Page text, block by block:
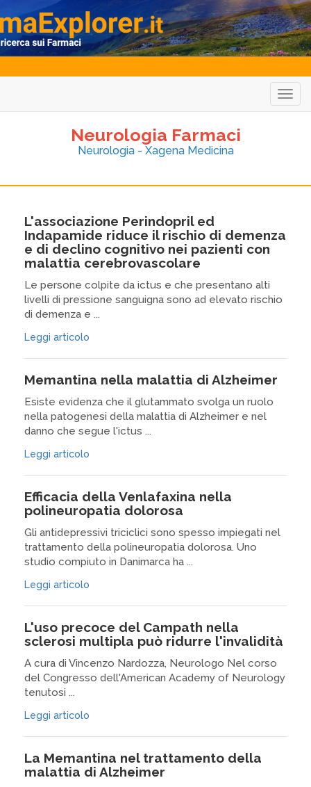
Neurologia Farmaci
Neurologia - Xagena Medicina
L'associazione Perindopril ed
Indapamide riduce il rischio di demenza
e di declino cognitivo nei pazienti con
malattia cerebrovascolare
Le persone colpite da ictus e che presentano alti
livelli di pressione sanguigna sono ad elevato rischio
di demenza e ...
Leggi articolo
Memantina nella malattia di Alzheimer
Esiste evidenza che il glutammato svolga un ruolo
nella patogenesi della malattia di Alzheimer e nel
danno che segue l'ictus ...
Leggi articolo
Efficacia della Venlafaxina nella
polineuropatia dolorosa
Gli antidepressivi triciclici sono spesso impiegati nel
trattamento della polineuropatia dolorosa. Uno
studio compiuto in Danimarca ha ...
Leggi articolo
L'uso precoce del Campath nella
sclerosi multipla può ridurre l'invalidità
A cura di Vincenzo Nardozza, Neurologo Nel corso
del Congresso dell'American Academy of Neurology
tenutosi ...
Leggi articolo
La Memantina nel trattamento della
malattia di Alzheimer